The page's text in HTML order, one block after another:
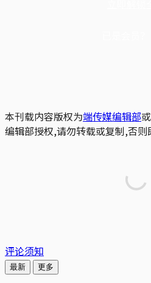
本刊载内容版权为端传媒编辑部
编辑部授权,请勿转载或复制,否则
评论须知
最新 更多